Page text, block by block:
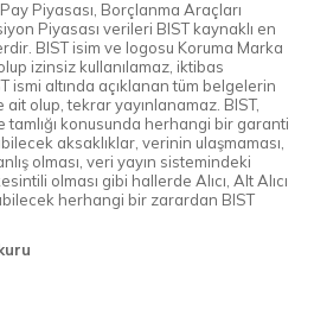
Piyasası, Borçlanma Araçları
Piyasası verileri BIST kaynaklı en
BIST isim ve logosu Koruma Marka
izinsiz kullanılamaz, iktibas
ismi altında açıklanan tüm belgelerin
olup, tekrar yayınlanamaz. BIST,
tamlığı konusunda herhangi bir garanti
aksaklıklar, verinin ulaşmaması,
olması, veri yayın sistemindeki
olması gibi hallerde Alıcı, Alt Alıcı
herhangi bir zarardan BIST